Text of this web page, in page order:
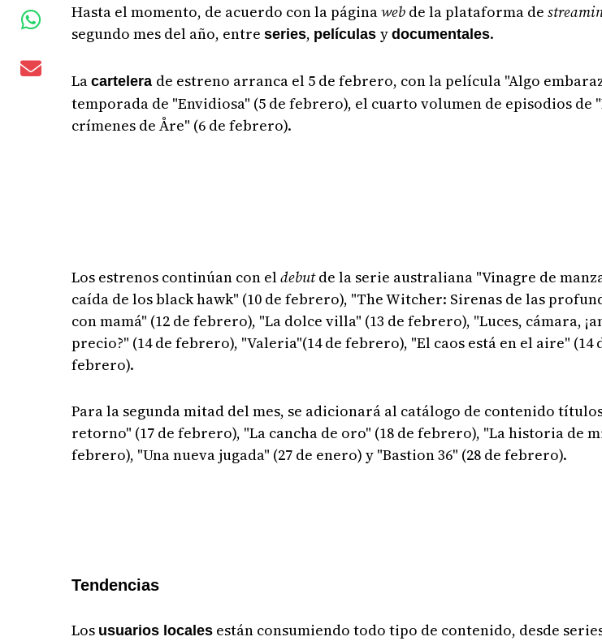
Hasta el momento, de acuerdo con la páginaweb de la plataforma de
segundo mes del año, entreseries, películasydocumentales.
Lacartelera de estreno arranca el 5 de febrero, con la película "Algo
temporada de "Envidiosa" (5 de febrero), el cuarto volumen de episodios de
crímenes de Åre" (6 de febrero).
Los estrenos continúan con eldebutde la serie australiana "Vinagre de
caída de los black hawk" (10 de febrero), "The Witcher: Sirenas de las
con mamá" (12 de febrero), "La dolce villa" (13 de febrero), "Luces, cámara,
precio?" (14 de febrero), "Valeria"(14 de febrero), "El caos está en el aire"
febrero).
Para la segunda mitad del mes, se adicionará al catálogo de contenido
retorno" (17 de febrero), "La cancha de oro" (18 de febrero), "La historia de
febrero), "Una nueva jugada" (27 de enero) y "Bastion 36" (28 de febrero).
Tendencias
Los usuarios locales están consumiendo todo tipo de contenido, desde